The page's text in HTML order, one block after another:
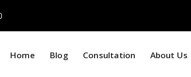
Home Blog Consultation About Us